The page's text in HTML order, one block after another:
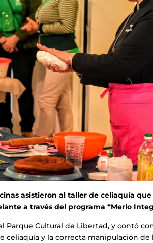
asistieron al taller de celiaquía
a través del programa “Merlo
Parque Cultural de Libertad, y contó
celiaquía y la correcta manipulación de